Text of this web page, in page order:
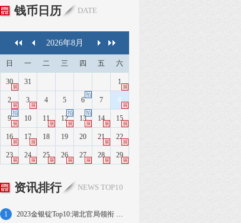
钱币日历 DATE
2026年8月
日 一 二 三 四 五 六
30
展
31 1
展
2
展
3
展
4 5 6
拍
7 8
展
9
拍
展
10 11
展
12
拍
展
13
拍
展
14
展
15
展
16
展
17
展
18 19 20 21
展
22
展
23
展
24
展
25
展
26
展
27
展
28
展
29
展
资讯排行 NEWS TOP10
1 2023金银锭Top10:湖北官局领衔 金锭奏三响